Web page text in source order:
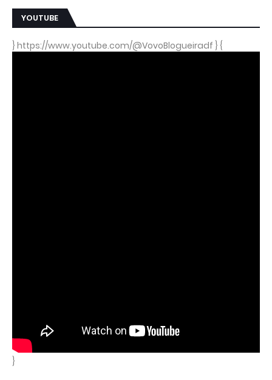
YOUTUBE
} https://www.youtube.com/@VovoBlogueiradf } {
}